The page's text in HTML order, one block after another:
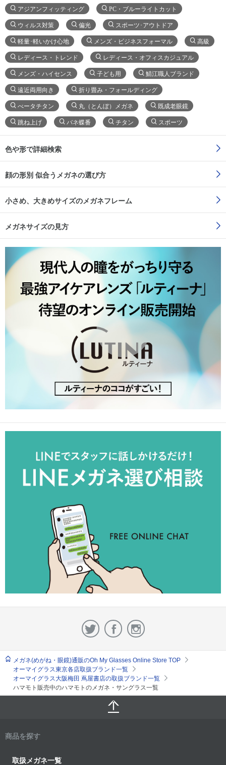
アジアンフィッティング PC・ブルーライトカット
ウィルス対策 偏光 スポーツ･アウトドア
軽量･軽いかけ心地 メンズ・ビジネスフォーマル 高級
レディース・トレンド レディース・オフィスカジュアル
メンズ・ハイセンス 子ども用 鯖江職人ブランド
遠近両用向き 折り畳み・フォールディング
べータチタン 丸（とんぼ）メガネ 既成老眼鏡
跳ね上げ バネ蝶番 チタン スポーツ
色や形で詳細検索
顔の形別 似合うメガネの選び方
小さめ、大きめサイズのメガネフレーム
メガネサイズの見方
メガネ(めがね・眼鏡)通販のOh My Glasses Online Store TOP
オーマイグラス東京各店取扱ブランド一覧
オーマイグラス大阪梅田 蔦屋書店の取扱ブランド一覧
ハマモト販売中のハマモトのメガネ・サングラス一覧
商品を探す
取扱メガネ一覧